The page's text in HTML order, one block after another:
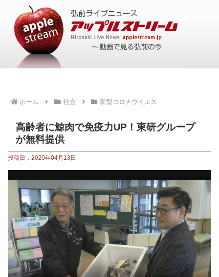
ホーム 社会 新型コロナウイルス
高齢者に鯨肉で免疫力UP！東研グループ
が無料提供
投稿日：2020年04月13日